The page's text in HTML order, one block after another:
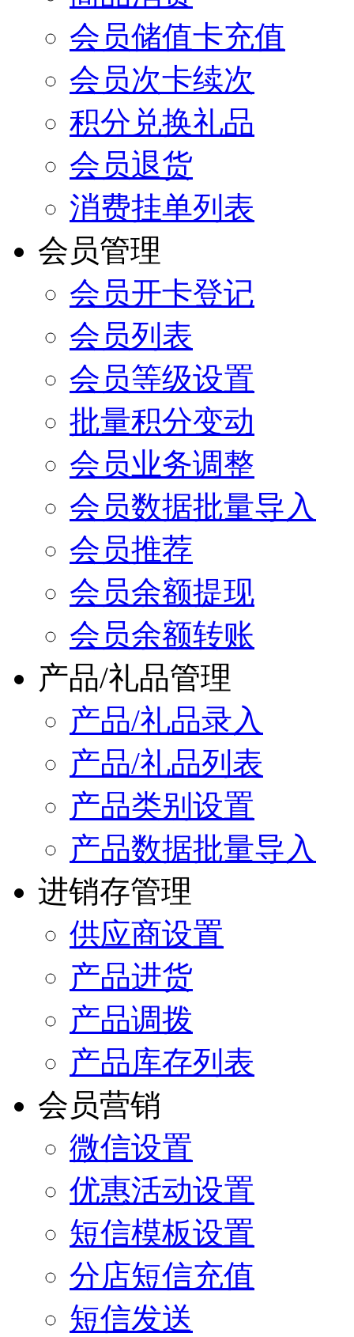
会员储值卡充值
会员次卡续次
积分兑换礼品
会员退货
消费挂单列表
会员管理
会员开卡登记
会员列表
会员等级设置
批量积分变动
会员业务调整
会员数据批量导入
会员推荐
会员余额提现
会员余额转账
产品/礼品管理
产品/礼品录入
产品/礼品列表
产品类别设置
产品数据批量导入
进销存管理
供应商设置
产品进货
产品调拨
产品库存列表
会员营销
微信设置
优惠活动设置
短信模板设置
分店短信充值
短信发送